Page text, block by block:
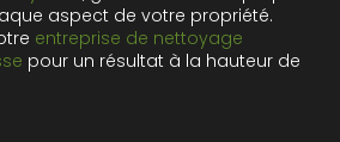
aspect de votre propriété.
entreprise de nettoyage
pour un résultat à la hauteur de